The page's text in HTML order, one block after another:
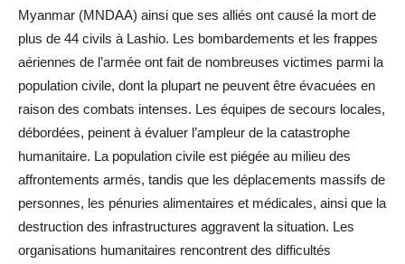
Myanmar (MNDAA) ainsi que ses alliés ont causé la mort de
plus de 44 civils à Lashio. Les bombardements et les frappes
aériennes de l’armée ont fait de nombreuses victimes parmi la
population civile, dont la plupart ne peuvent être évacuées en
raison des combats intenses. Les équipes de secours locales,
débordées, peinent à évaluer l’ampleur de la catastrophe
humanitaire. La population civile est piégée au milieu des
affrontements armés, tandis que les déplacements massifs de
personnes, les pénuries alimentaires et médicales, ainsi que la
destruction des infrastructures aggravent la situation. Les
organisations humanitaires rencontrent des difficultés